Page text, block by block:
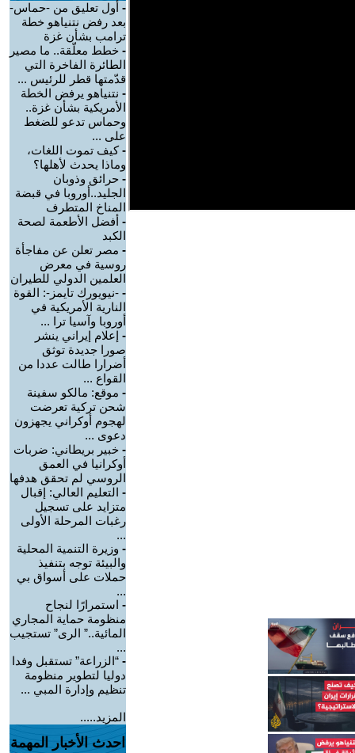
- أول تعليق من -حماس-
بعد رفض نتنياهو خطة
ترامب بشأن غزة
- خطط معلّقة.. ما مصير
الطائرة الفاخرة التي
قدّمتها قطر للرئيس ...
- نتنياهو يرفض الخطة
الأمريكية بشأن غزة..
وحماس تدعو للضغط
على ...
-كيف تموت اللغات،
وماذا يحدث لأهلها؟
- حرائق وذوبان
الجليد..أوروبا في قبضة
المناخ المتطرف
- أفضل الأطعمة لصحة
الكبد
- مصر تعلن عن مفاجأة
روسية في معرض
العلمين الدولي للطيران
- -نيويورك تايمز-: القوة
النارية الأمريكية في
أوروبا وآسيا ترا ...
- إعلام إيراني ينشر
صورا جديدة توثق
أضرارا طالت عددا من
القواع ...
- موقع: مالكو سفينة
شحن تركية تعرضت
لهجوم أوكراني يجهزون
دعوى ...
- خبير بريطاني: ضربات
أوكرانيا في العمق
الروسي لم تحقق هدفها
- التعليم العالي: إقبال
متزايد على تسجيل
رغبات المرحلة الأولى
...
- وزيرة التنمية المحلية
والبيئة توجه بتنفيذ
حملات على أسواق بي
...
- استمرارًا لنجاح
منظومة حماية المجاري
المائية..” الرى” تستجيب
...
- “الزراعة” تستقبل وفدا
دوليا لتطوير منظومة
تنظيم وإدارة المبي ...
المزيد.....
احدث الأخبار المهمة